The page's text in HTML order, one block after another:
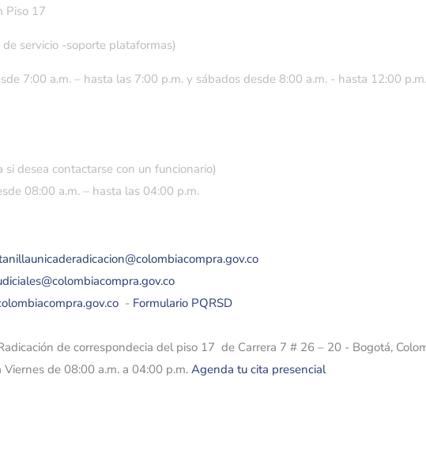
Piso 17
servicio -soporte plataformas)
7:00 a.m. – hasta las 7:00 p.m. y sábados desde 8:00 a.m. - hasta 12:00 p.m.
desea contactarse con un funcionario)
08:00 a.m. – hasta las 04:00 p.m.
- Formulario PQRSD
de correspondecia del piso 17 de Carrera 7 # 26 – 20 - Bogotá,
de 08:00 a.m. a 04:00 p.m. Agenda tu cita presencial